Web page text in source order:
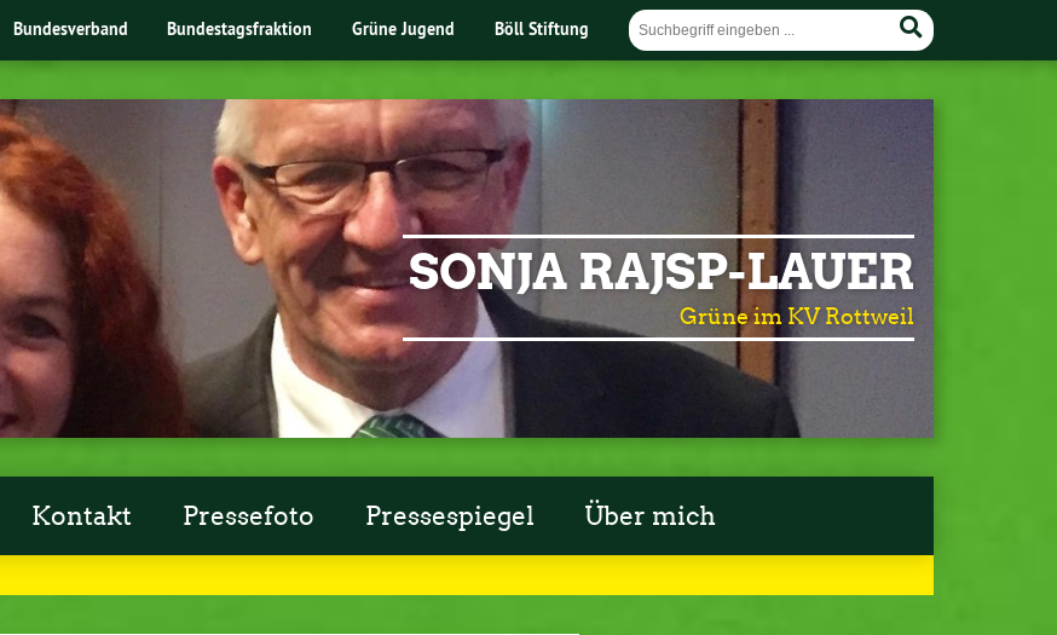
Bundesverband Bundestagsfraktion Grüne Jugend Böll Stiftung
SONJA RAJSP-LAUER
Grüne im KV Rottweil
Kontakt Pressefoto Pressespiegel Über mich